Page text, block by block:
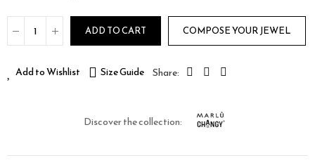
ADD TO CART COMPOSE YOUR JEWEL
Add to Wishlist Size Guide
Discover the collection: